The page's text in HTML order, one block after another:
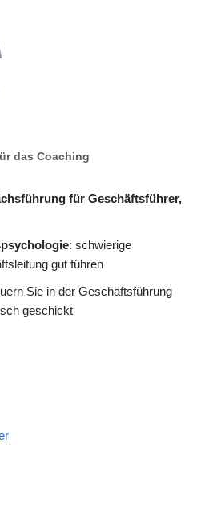
das Coaching
für Geschäftsführer,
: schwierige
gut führen
Sie in der Geschäftsführung
geschickt